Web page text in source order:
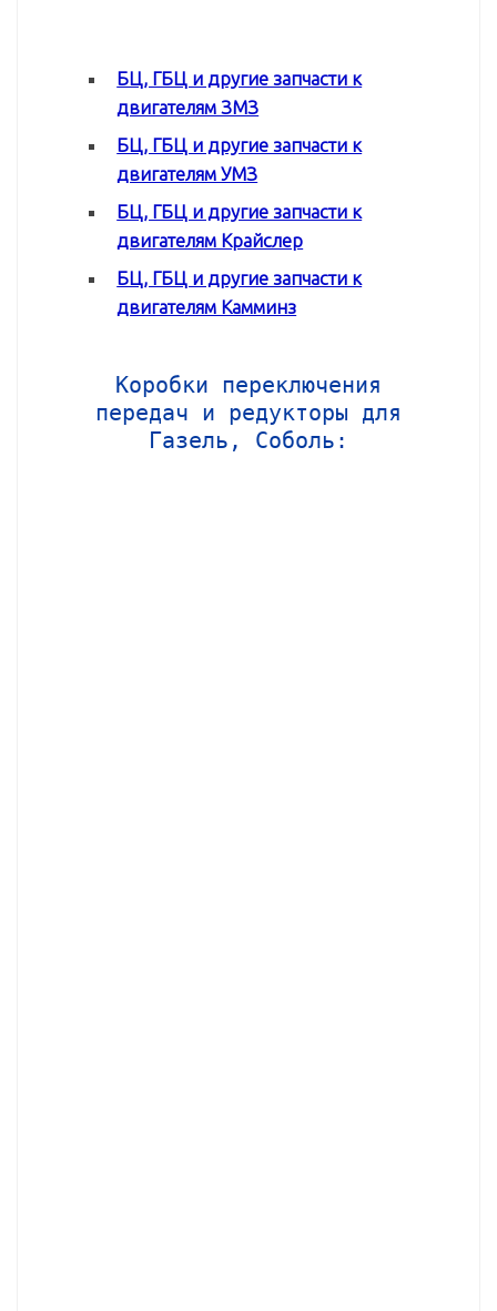
БЦ, ГБЦ и другие запчасти к
двигателям ЗМЗ
БЦ, ГБЦ и другие запчасти к
двигателям УМЗ
БЦ, ГБЦ и другие запчасти к
двигателям Крайслер
БЦ, ГБЦ и другие запчасти к
двигателям Камминз
Коробки переключения
передач и редукторы для
Газель, Соболь: